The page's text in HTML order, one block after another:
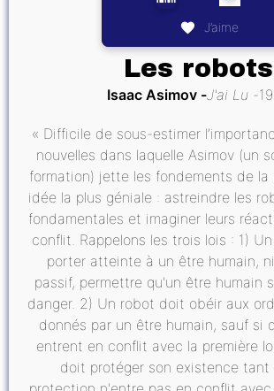
J’aime
Les robots
Isaac Asimov J'ai Lu
« Difficile de sous-estimer
nouvelles dans laquelle Asimov (un
formation) jette les fondements de la
idée la plus géniale : astreindre les
fondamentales et imaginer leurs
conflit. Rappelons les trois lois : 1)
porter atteinte à un être humain,
passif, permettre qu'un être humain
danger. 2) Un robot doit obéir aux
donnés par un être humain, sauf si
entrent en conflit avec la première
doit protéger son existence